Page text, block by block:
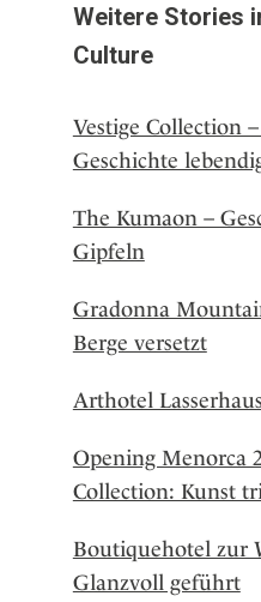
Weitere Stories
Culture
Vestige Collection
Geschichte
The Kumaon –
Gipfeln
Gradonna
Berge versetzt
Arthotel
Opening Menorca
Collection: Kunst
Boutiquehotel zur
Glanzvoll geführt